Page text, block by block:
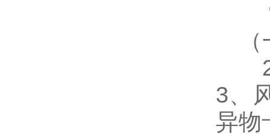
（
2
3、
异